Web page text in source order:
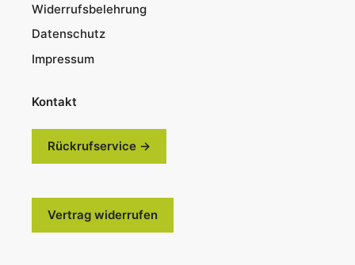
Widerrufsbelehrung
Datenschutz
Impressum
Kontakt
Rückrufservice →
Vertrag widerrufen